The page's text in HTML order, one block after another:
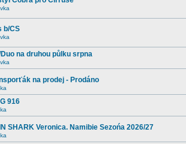
b/CS
na druhou půlku srpna
na prodej - Prodáno
916
SHARK Veronica. Namibie Sezońa 2026/27